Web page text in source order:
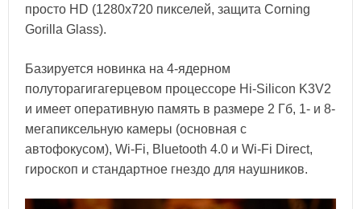
просто HD (1280х720 пикселей, защита Corning
Gorilla Glass).
Базируется новинка на 4-ядерном
полуторагигагерцевом процессоре Hi-Silicon K3V2
и имеет оперативную память в размере 2 Гб, 1- и 8-
мегапиксельную камеры (основная с
автофокусом), Wi-Fi, Bluetooth 4.0 и Wi-Fi Direct,
гироскоп и стандартное гнездо для наушников.